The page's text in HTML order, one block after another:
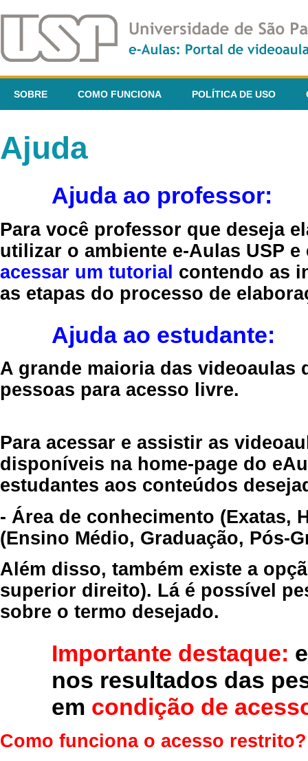
SOBRE COMO FUNCIONA POLÍTICA DE USO
Ajuda
Ajuda ao professor:
Para você professor que deseja
utilizar o ambiente e-Aulas USP
acessar um tutorial contendo as
as etapas do processo de
Ajuda ao estudante:
A grande maioria das videoaulas
pessoas para acesso livre.
Para acessar e assistir as
disponíveis na home-page do
estudantes aos conteúdos
- Área de conhecimento (Exatas,
(Ensino Médio, Graduação, Pós-
Além disso, também existe a
superior direito). Lá é possível
sobre o termo desejado.
Importante destaque:
nos resultados das
em condição de
Como funciona o acesso restrito?